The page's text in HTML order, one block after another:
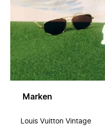
Marken
Louis Vuitton Vintage